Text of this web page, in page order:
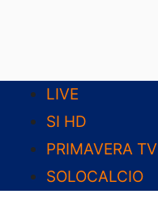
contenuto
LIVE
SI HD
PRIMAVERA TV
SOLOCALCIO